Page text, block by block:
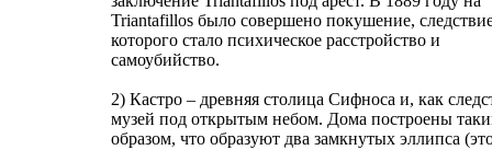
Triantafillos было совершено покушение,
которого стало психическое расстройство и
самоубийство.
2) Кастро – древняя столица Сифноса и, как
музей под открытым небом. Дома построены
образом, что образуют два замкнутых эллипса